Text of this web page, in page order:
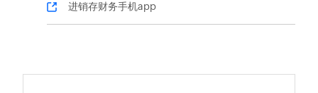
进销存财务手机app